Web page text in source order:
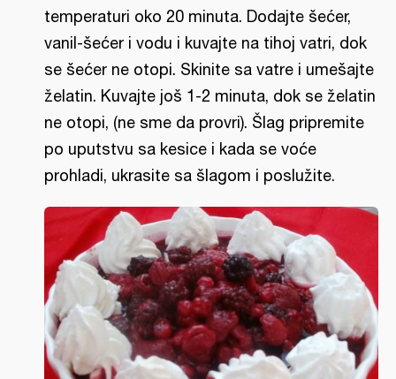
temperaturi oko 20 minuta. Dodajte šećer,
vanil-šećer i vodu i kuvajte na tihoj vatri, dok
se šećer ne otopi. Skinite sa vatre i umešajte
želatin. Kuvajte još 1-2 minuta, dok se želatin
ne otopi, (ne sme da provri). Šlag pripremite
po uputstvu sa kesice i kada se voće
prohladi, ukrasite sa šlagom i poslužite.